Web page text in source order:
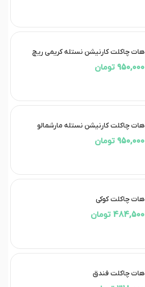
هات چاکلت کارنیشن نستله کریمی ریچ
950,000 تومان
هات چاکلت کارنیشن نستله مارشمالو
950,000 تومان
هات چاکلت کوکی
484,500 تومان
هات چاکلت فندق